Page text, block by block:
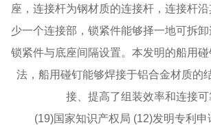
座，连接杆为钢材质的连接杆，连接杆
少一个连接部，锁紧件能够择一地可拆卸
锁紧件与底座间隔设置。本发明的船用
法，船用碰钉能够焊接于铝合金材质的
接、提高了组装效率和连接可
(19)国家知识产权局 (12)发明专利申